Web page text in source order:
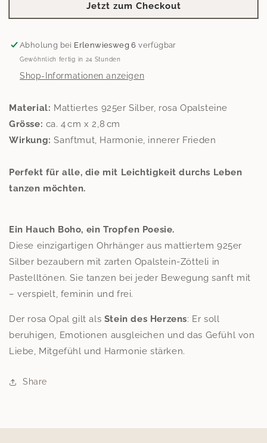
Opal
Jetzt zum Checkout
Abholung bei Erlenwiesweg 6 verfügbar
Gewöhnlich fertig in 24 Stunden
Shop-Informationen anzeigen
Material: Mattiertes 925er Silber, rosa Opalsteine
Grösse: ca. 4 cm x 2,8 cm
Wirkung: Sanftmut, Harmonie, innerer Frieden
Perfekt für alle, die mit Leichtigkeit durchs Leben
tanzen möchten.
Ein Hauch Boho, ein Tropfen Poesie.
Diese einzigartigen Ohrhänger aus mattiertem 925er
Silber bezaubern mit zarten Opalstein-Zötteli in
Pastelltönen. Sie tanzen bei jeder Bewegung sanft mit
– verspielt, feminin und frei.
Der rosa Opal gilt als Stein des Herzens: Er soll
beruhigen, Emotionen ausgleichen und das Gefühl von
Liebe, Mitgefühl und Harmonie stärken.
Share